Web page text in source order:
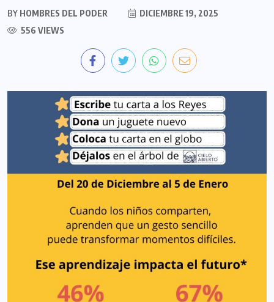
BY HOMBRES DEL PODER
DICIEMBRE 19, 2025
556 VIEWS